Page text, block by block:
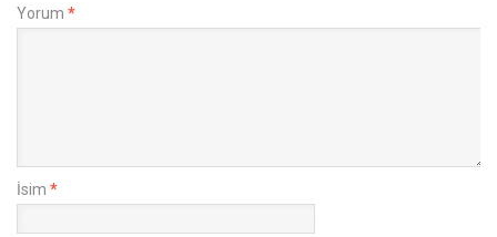
Yorum *
İsim *